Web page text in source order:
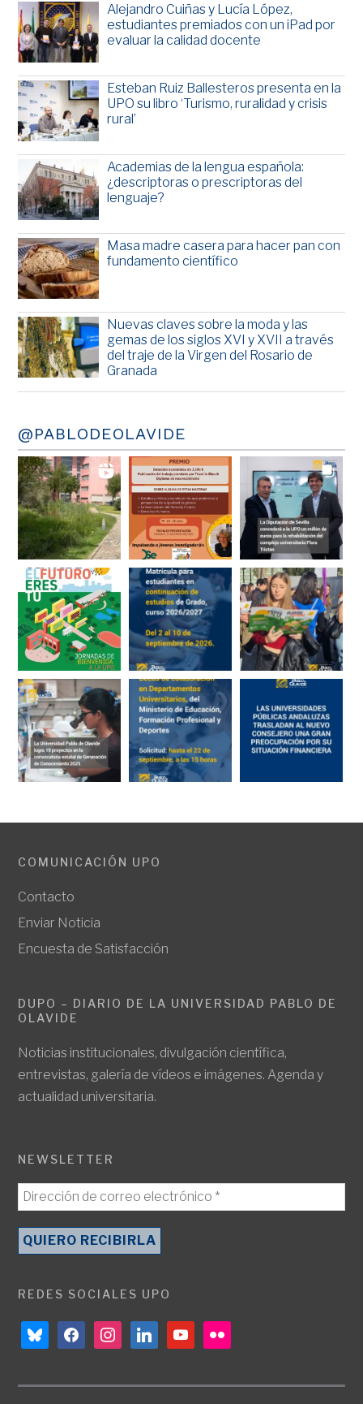
Alejandro Cuiñas y Lucía López,
estudiantes premiados con un iPad por
evaluar la calidad docente
Esteban Ruiz Ballesteros presenta en la
UPO su libro ‘Turismo, ruralidad y crisis
rural’
Academias de la lengua española:
¿descriptoras o prescriptoras del
lenguaje?
Masa madre casera para hacer pan con
fundamento científico
Nuevas claves sobre la moda y las
gemas de los siglos XVI y XVII a través
del traje de la Virgen del Rosario de
Granada
@PABLODEOLAVIDE
COMUNICACIÓN UPO
Contacto
Enviar Noticia
Encuesta de Satisfacción
DUPO – DIARIO DE LA UNIVERSIDAD PABLO DE
OLAVIDE
Noticias institucionales, divulgación científica,
entrevistas, galería de vídeos e imágenes. Agenda y
actualidad universitaria.
NEWSLETTER
REDES SOCIALES UPO
blueskyfacebookinstagramlinkedinyoutubeflickr